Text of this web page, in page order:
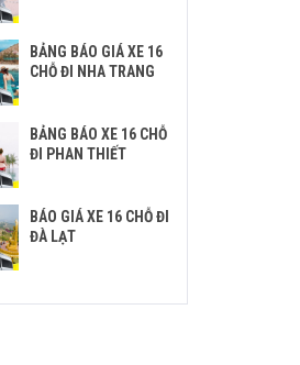
BẢNG BÁO GIÁ XE 16
CHỖ ĐI NHA TRANG
BẢNG BÁO XE 16 CHỖ
ĐI PHAN THIẾT
BÁO GIÁ XE 16 CHỖ ĐI
ĐÀ LẠT